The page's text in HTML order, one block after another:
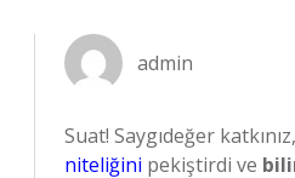
admin
Suat! Saygıdeğer
niteliğini pekiştirdi ve